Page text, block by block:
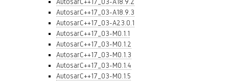
AutosarC++17_03-A18.9.3
AutosarC++17_03-A23.0.1
AutosarC++17_03-M0.1.1
AutosarC++17_03-M0.1.2
AutosarC++17_03-M0.1.3
AutosarC++17_03-M0.1.4
AutosarC++17_03-M0.1.5